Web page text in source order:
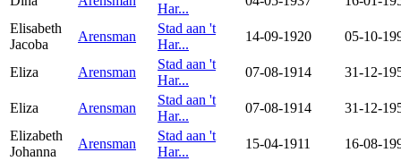
Har...
Elisabeth
Jacoba
Arensman
Stad aan 't
Har...
14-09-1920 05-10-
Eliza Arensman
Stad aan 't
Har...
07-08-1914 31-12-
Eliza Arensman
Stad aan 't
Har...
07-08-1914
31-12-
Elizabeth
Johanna
Arensman
Stad aan 't
Har...
15-04-1911
16-08-